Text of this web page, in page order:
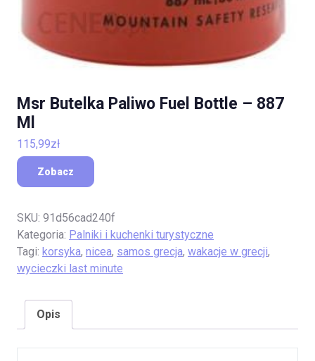
Msr Butelka Paliwo Fuel Bottle – 887
Ml
115,99zł
Zobacz
SKU: 91d56cad240f
Kategoria: Palniki i kuchenki turystyczne
Tagi: korsyka, nicea, samos grecja, wakacje w grecji,
wycieczki last minute
Opis